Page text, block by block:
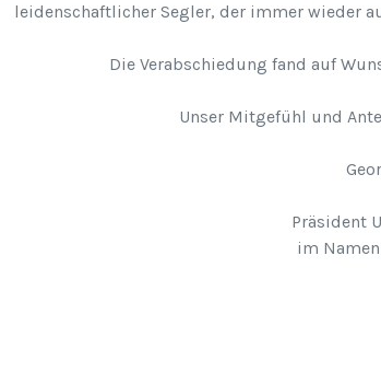
leidenschaftlicher Segler, der immer wieder
Die Verabschiedung fand auf
Unser Mitgefühl und
Präsident
im